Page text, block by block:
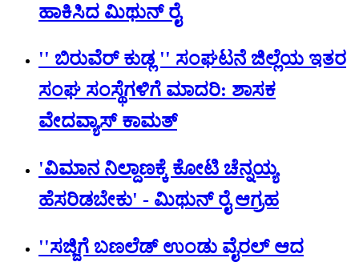
ಹಾಕಿಸಿದ ಮಿಥುನ್‌ ರೈ
'' ಬಿರುವೆರ್ ಕುಡ್ಲ '' ಸಂಘಟನೆ ಜಿಲ್ಲೆಯ ಇತರ
ಸಂಘ ಸಂಸ್ಥೆಗಳಿಗೆ ಮಾದರಿ: ಶಾಸಕ
ವೇದವ್ಯಾಸ್ ಕಾಮತ್
'ವಿಮಾನ ನಿಲ್ದಾಣಕ್ಕೆ ಕೋಟಿ ಚೆನ್ನಯ್ಯ
ಹೆಸರಿಡಬೇಕು' - ಮಿಥುನ್ ರೈ ಆಗ್ರಹ
''ಸಜ್ಜಿಗೆ ಬಣಲೆಡ್ ಉಂಡು ವೈರಲ್ ಆದ